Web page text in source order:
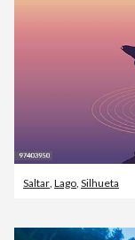
Saltar Lago Silhueta